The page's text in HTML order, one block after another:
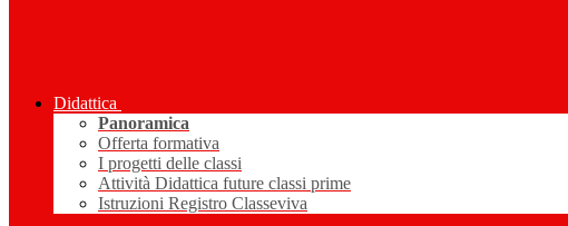
Didattica
Panoramica
Offerta formativa
I progetti delle classi
Attività Didattica future classi prime
Istruzioni Registro Classeviva